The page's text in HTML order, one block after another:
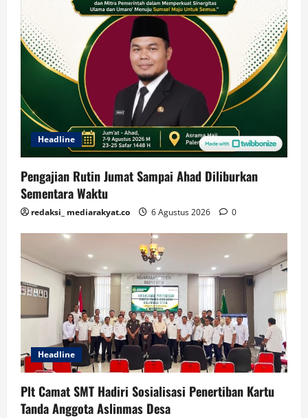
Headline
Pengajian Rutin Jumat Sampai Ahad Diliburkan
Sementara Waktu
redaksi_ mediarakyat.co 6 Agustus 2026 0
Headline
Plt Camat SMT Hadiri Sosialisasi Penertiban Kartu
Tanda Anggota Aslinmas Desa